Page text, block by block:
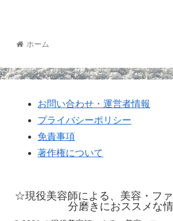
ホーム
お問い合わせ・運営者情報
プライバシーポリシー
免責事項
著作権について
☆現役美容師による、美容・フ
分磨きにおススメな